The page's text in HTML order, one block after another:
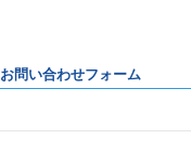
お問い合わせフォーム